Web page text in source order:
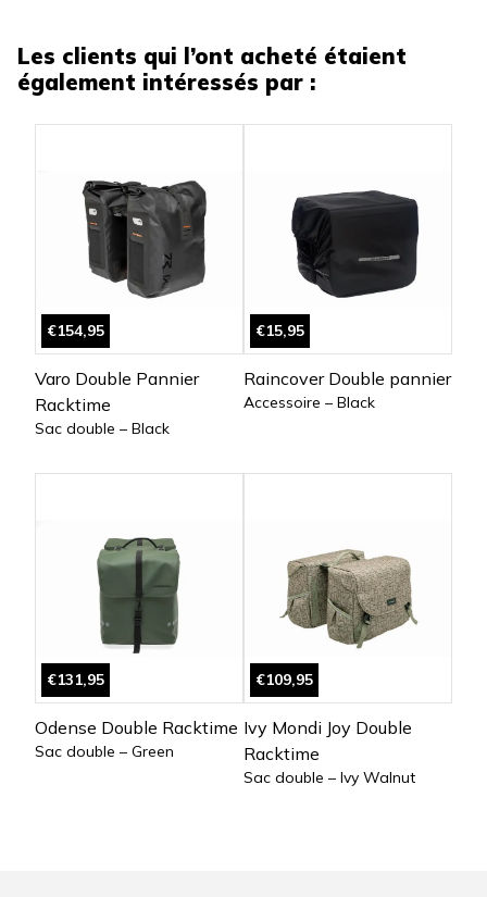
Les clients qui l’ont acheté étaient
également intéressés par :
€154,95
Varo Double Pannier
Racktime
Sac double – Black
€15,95
Raincover Double pannier
Accessoire – Black
€131,95
Odense Double Racktime
Sac double – Green
€109,95
Ivy Mondi Joy Double
Racktime
Sac double – Ivy Walnut